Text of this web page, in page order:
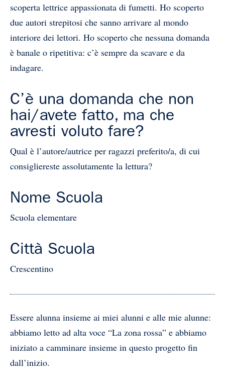
scoperta lettrice appassionata di fumetti. Ho scoperto
due autori strepitosi che sanno arrivare al mondo
interiore dei lettori. Ho scoperto che nessuna domanda
è banale o ripetitiva: c’è sempre da scavare e da
indagare.
C’è una domanda che non
hai/avete fatto, ma che
avresti voluto fare?
Qual è l’autore/autrice per ragazzi preferito/a, di cui
consigliereste assolutamente la lettura?
Nome Scuola
Scuola elementare
Città Scuola
Crescentino
Essere alunna insieme ai miei alunni e alle mie alunne:
abbiamo letto ad alta voce “La zona rossa” e abbiamo
iniziato a camminare insieme in questo progetto fin
dall’inizio.